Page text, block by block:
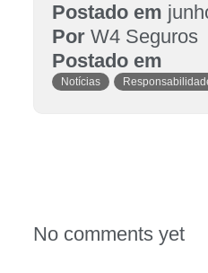
Postado em
Por W4 Seguros
Postado em
Notícias
No comments yet